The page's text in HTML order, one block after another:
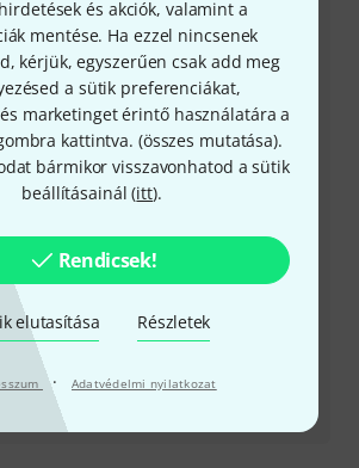
és akciók, valamint a
mentése. Ha ezzel nincsenek
kérjük, egyszerűen csak add meg
a sütik preferenciákat,
marketinget érintő használatára a
kattintva. (összes mutatása).
bármikor visszavonhatod a sütik
beállításainál (itt).
Rendicsek!
elutasítása Részletek
· Adatvédelmi nyilatkozat
ügyfélszámodat
idő (CEST - Közép-európai
kérek